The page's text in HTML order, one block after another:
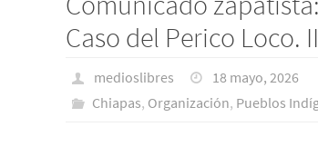
Caso del Perico Loco. II
medioslibres
18 mayo, 2026
Chiapas, Organización, Pueblos